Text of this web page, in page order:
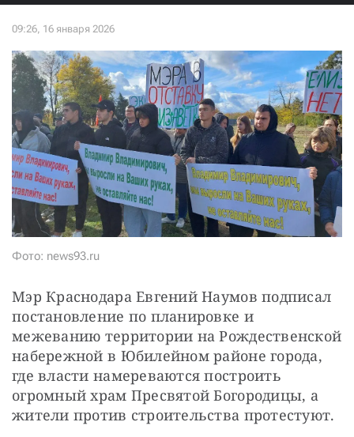
Фото: news93.ru
Мэр Краснодара Евгений Наумов подписал
постановление по планировке и
межеванию территории на Рождественской
набережной в Юбилейном районе города,
где власти намереваются построить
огромный храм Пресвятой Богородицы, а
жители против строительства протестуют.
Нажимая кнопку «Стать соучастником»,
я принимаю условия и подтверждаю свое гражданство РФ
СТАТЬ СОУЧАСТНИКОМ
ПОДЕЛИТЬСЯ С ДРУЗЬЯМИ
Если у вас есть вопросы, пишите donate@novayagazeta.ruили
звоните:
+7 (929) 612-03-68